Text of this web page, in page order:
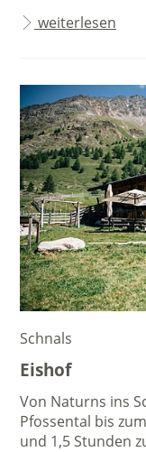
weiterlesen
Schnals
Eishof
Von Naturns ins
Pfossental bis
und 1,5 Stunden